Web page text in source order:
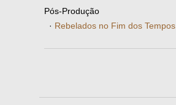
Pós-Produção
· Rebelados no Fim dos Tempos